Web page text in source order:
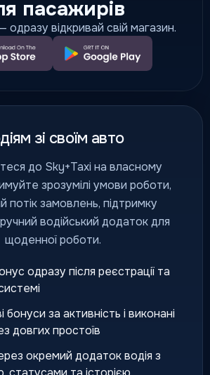
пасажирів
одразу відкривай свій магазин.
зі своїм авто
до Sky+Taxi на власному
зрозумілі умови роботи,
потік замовлень, підтримку
водійський додаток для
щоденної роботи.
одразу після реєстрації та
бонуси за активність і виконані
довгих простоїв
окремий додаток водія з